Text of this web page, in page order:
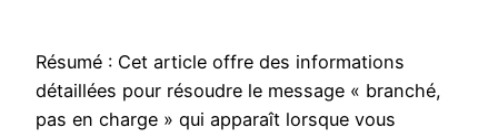
Résumé : Cet article offre des informations
détaillées pour résoudre le message « branché,
pas en charge » qui apparaît lorsque vous